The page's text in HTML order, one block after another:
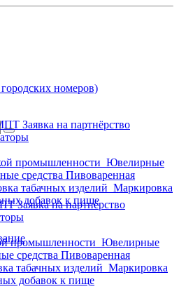
Заявка на партнёрство
промышленности Ювелирные
средства Пивоваренная
табачных изделий Маркировка
добавок к пище
номеров)
Заявка на партнёрство
промышленности Ювелирные
средства Пивоваренная
табачных изделий Маркировка
добавок к пище